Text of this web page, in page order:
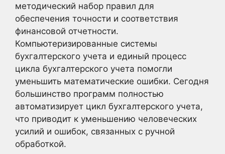
методический набор правил для
обеспечения точности и соответствия
финансовой отчетности.
Компьютеризированные системы
бухгалтерского учета и единый процесс
цикла бухгалтерского учета помогли
уменьшить математические ошибки. Сегодня
большинство программ полностью
автоматизирует цикл бухгалтерского учета,
что приводит к уменьшению человеческих
усилий и ошибок, связанных с ручной
обработкой.